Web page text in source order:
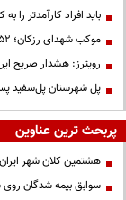
باید افراد کارآمدتر
موکب شهدای رزکان؛ ۱۵۲ شب همدلی، خدمت و میزبانی از مردم ولایت‌مدار شهریار
رویترز: هشدار صریح
پل شهرستان پل‌سفید پس از ۲۵ سال به مرحله
پربحث ترین عناوین
هشتمین کلان شهر
سوابق بیمه شدگان